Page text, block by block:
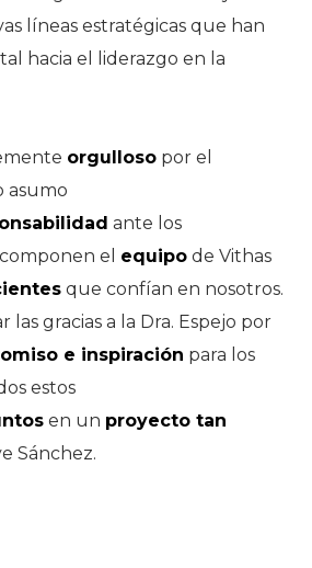
líneas estratégicas que han
hacia el liderazgo en la
orgulloso por el
asumo
ante los
el equipo de Vithas
que confían en nosotros.
gracias a la Dra. Espejo por
e inspiración para los
estos
en un proyecto tan
Sánchez.